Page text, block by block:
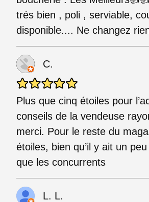
trés bien , poli , serviable,
disponible.... Ne changez
C.
Plus que cinq étoiles pour
conseils de la vendeuse
merci. Pour le reste du
étoiles, bien qu’il y ait un
que les concurrents
L. L.